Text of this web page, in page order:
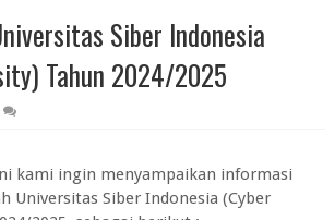
Siber Indonesia
Tahun 2024/2025
kami ingin menyampaikan informasi
Universitas Siber Indonesia (Cyber